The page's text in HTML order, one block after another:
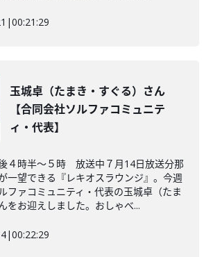
|00:21:29
玉城卓（たまき・すぐる）さん
【合同会社ソルファコミュニテ
ィ・代表】
４時半～５時 放送中７月14日放送分那
一望できる『レキオスラウンジ』。今週
ファコミュニティ・代表の玉城卓（たま
をお迎えしました。おしゃべ...
|00:22:29